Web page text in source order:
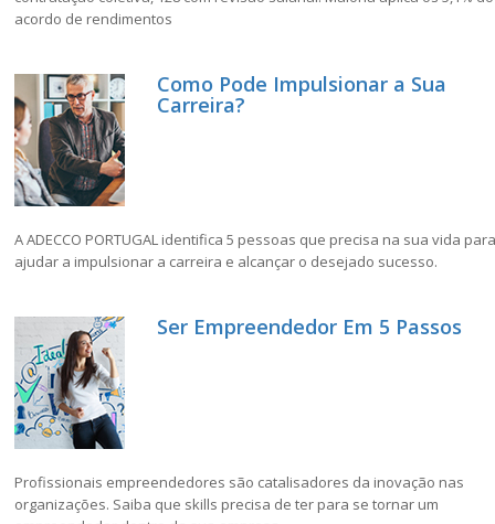
acordo de rendimentos
Como Pode Impulsionar a Sua
Carreira?
A ADECCO PORTUGAL identifica 5 pessoas que precisa na sua vida para
ajudar a impulsionar a carreira e alcançar o desejado sucesso.
Ser Empreendedor Em 5 Passos
Profissionais empreendedores são catalisadores da inovação nas
organizações. Saiba que skills precisa de ter para se tornar um